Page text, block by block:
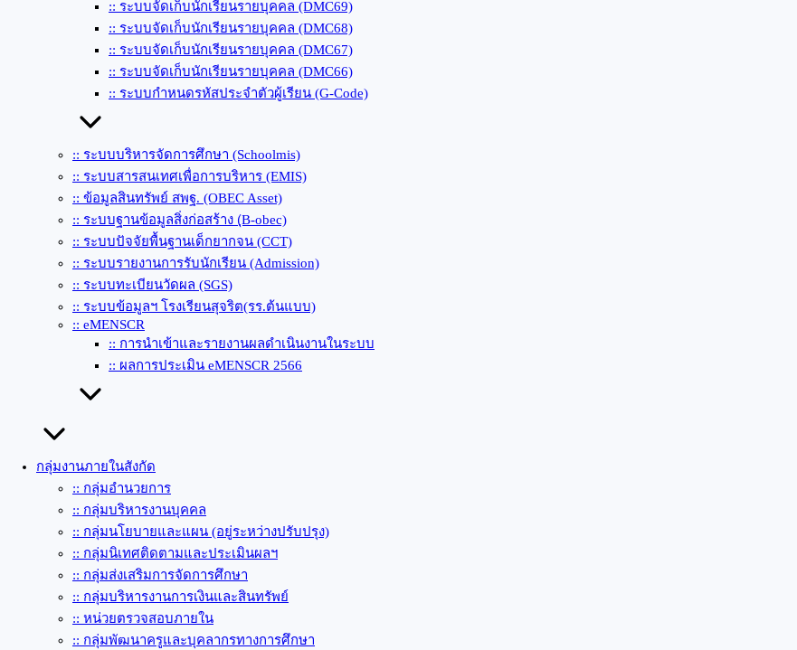
:: ระบบจัดเก็บนักเรียนรายบุคคล (DMC69)
:: ระบบจัดเก็บนักเรียนรายบุคคล (DMC68)
:: ระบบจัดเก็บนักเรียนรายบุคคล (DMC67)
:: ระบบจัดเก็บนักเรียนรายบุคคล (DMC66)
:: ระบบกำหนดรหัสประจำตัวผู้เรียน (G-Code)
:: ระบบบริหารจัดการศึกษา (Schoolmis)
:: ระบบสารสนเทศเพื่อการบริหาร (EMIS)
:: ข้อมูลสินทรัพย์ สพฐ. (OBEC Asset)
:: ระบบฐานข้อมูลสิ่งก่อสร้าง (ฺB-obec)
:: ระบบปัจจัยพื้นฐานเด็กยากจน (CCT)
:: ระบบรายงานการรับนักเรียน (Admission)
:: ระบบทะเบียนวัดผล (SGS)
:: ระบบข้อมูลฯ โรงเรียนสุจริต(รร.ต้นแบบ)
:: eMENSCR
:: การนำเข้าและรายงานผลดำเนินงานในระบบ
:: ผลการประเมิน eMENSCR 2566
กลุ่มงานภายในสังกัด
:: กลุ่มอำนวยการ
:: กลุ่มบริหารงานบุคคล
:: กลุ่มนโยบายและแผน (อยู่ระหว่างปรับปรุง)
:: กลุ่มนิเทศติดตามและประเมินผลฯ
:: กลุ่มส่งเสริมการจัดการศึกษา
:: กลุ่มบริหารงานการเงินและสินทรัพย์
:: หน่วยตรวจสอบภายใน
:: กลุ่มพัฒนาครูและบุคลากรทางการศึกษา